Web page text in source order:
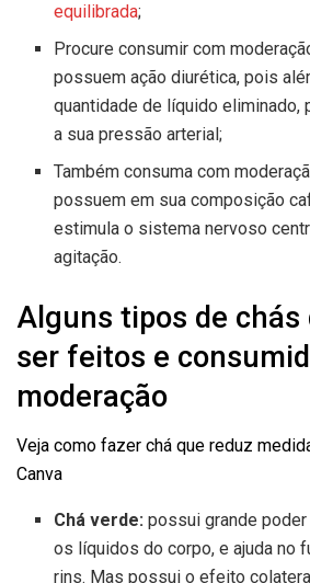
equilibrada;
Procure consumir com
possuem ação diurética, pois
quantidade de líquido eliminado,
a sua pressão arterial;
Também consuma com
possuem em sua composição
estimula o sistema nervoso
agitação.
Alguns tipos de chás
ser feitos e
moderação
Veja como fazer chá que reduz
Canva
Chá verde: possui grande
os líquidos do corpo, e ajuda no
rins. Mas possui o efeito